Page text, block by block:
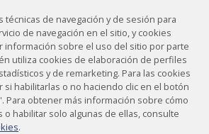
Accesibilidad
Contacto
Aviso legal
de privacidad
técnicas de navegación y de sesión para
de navegación en el sitio, y cookies
información sobre el uso del sitio por parte
utiliza cookies de elaboración de perfiles
y de remarketing. Para las cookies
habilitarlas o no haciendo clic en el botón
Para obtener más información sobre cómo
o habilitar solo algunas de ellas, consulte
.